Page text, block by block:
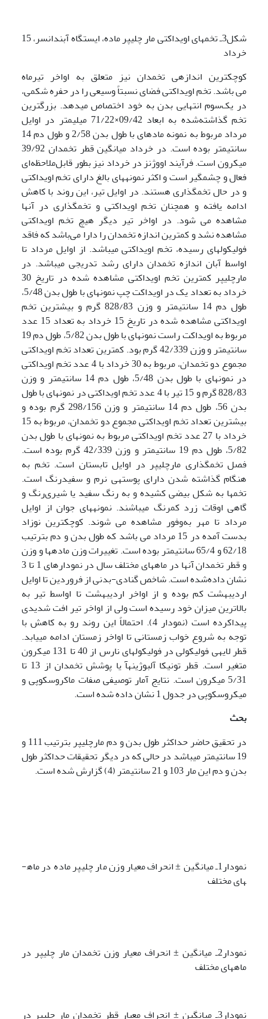
شکل3ـ تخم­های اویداکتی مار چلیپر ماده، ایستگاه آبندانسر، 15
خرداد
کوچکترین اندازه­ی تخمدان نیز متعلق به اواخر تیرماه
می باشد. تخم اویداکتی فضای نسبتاً وسیعی را در حفره شکمی،
در یک‌سوم انتهایی بدن به خود اختصاص می­دهد. بزرگترین
تخم گذاشته‌شده به ابعاد 09/42×71/22 میلی­متر در اوایل
مرداد مربوط به نمونه ماده­ای با طول بدن 2/58 و طول دم 14
سانتی­متر بوده است. در خرداد میانگین قطر تخمدان 39/92
میکرون است. فرآیند اووژنز در خرداد نیز بطور قابل‌ملاحظه‌ای
فعال و چشمگیر است و اکثر نمونه­های بالغ دارای تخم اویداکتی
و در حال تخم­گذاری هستند. در اوایل تیر، این روند با کاهش
ادامه یافته و همچنان تخم اویداکتی و تخم­گذاری در آن­ها
مشاهده می شود. در اواخر تیر دیگر هیچ تخم اویداکتی
مشاهده نشد و کمترین اندازه تخمدان را دارا می‌باشد که فاقد
فولیکول­های رسیده، تخم اویداکتی می­باشد. از اوایل مرداد تا
اواسط آبان اندازه تخمدان دارای رشد تدریجی می­باشد. در
مارچلیپر کمترین تخم اویداکتی مشاهده شده در تاریخ 30
خرداد به تعداد یک در اویداکت چپ نمونه­ای با طول بدن 5/48،
طول دم 14 سانتی­متر و وزن 828/83 گرم و بیشترین تخم
اویداکتی مشاهده شده در تاریخ 15 خرداد به تعداد 15 عدد
مربوط به اویداکت راست نمونه­ای با طول بدن 5/82، طول دم 19
سانتی­متر و وزن 42/339 گرم بود. کمترین تعداد تخم اویداکتی
مجموع دو تخمدان، مربوط به 30 خرداد با 4 عدد تخم اویداکتی
در نمونه­ای با طول بدن 5/48، طول دم 14 سانتی­متر و وزن
828/83 گرم و 15 تیر با 4 عدد تخم اویداکتی در نمونه­ای با طول
بدن 56، طول دم 14 سانتی­متر و وزن 298/156 گرم بوده و
بیشترین تعداد تخم اویداکتی مجموع دو تخمدان، مربوط به 15
خرداد با 27 عدد تخم اویداکتی مربوط به نمونه­ای با طول بدن
5/82، طول دم 19 سانتی­متر و وزن 42/339 گرم بوده است.
فصل تخم­گذاری مارچلیپر در اوایل تابستان است. تخم به
هنگام گذاشته شدن دارای پوسته­ی نرم و سفیدرنگ است.
تخم­ها به شکل بیضی کشیده و به رنگ سفید یا شیری‌رنگ و
گاهی اوقات زرد کمرنگ می­باشند. نمونه­های جوان از اوایل
مرداد تا مهر به‌وفور مشاهده می شوند. کوچکترین نوزاد
بدست آمده در 15 مرداد می باشد که طول بدن و دم بترتیب
62/18 و 65/4 سانتی­متر بوده است. تغییرات وزن ماده­ها و وزن
و قطر تخمدان آن­ها در ماه­های مختلف سال در نمودارهای 1 تا 3
نشان داده‌شده است. شاخص گنادی-بدنی از فروردین تا اوایل
اردیبهشت کم بوده و از اواخر اردیبهشت تا اواسط تیر به
بالاترین میزان خود رسیده است ولی از اواخر تیر افت شدیدی
پیداکرده است (نمودار 4). احتمالاً این روند رو به کاهش با
توجه به شروع خواب زمستانی تا اواخر زمستان ادامه می­یابد.
قطر لایه­ی فولیکولی در فولیکول­های نارس از 40 تا 131 میکرون
متغیر است. قطر تونیکا آلبوژینه­آ یا پوشش تخمدان از 13 تا
5/31 میکرون است. نتایج آمار توصیفی صفات ماکروسکوپی و
میکروسکوپی در جدول 1 نشان داده شده ­است.
بحث
در تحقیق حاضر حداکثر طول بدن و دم مارچلیپر بترتیب 111 و
19 سانتی­متر می­باشد در حالی که در دیگر تحقیقات حداکثر طول
بدن و دم این مار 103 و 21 سانتی­متر (4) گزارش شده است.
نمودار1ـ میانگین ± انحراف معیار وزن مار چلیپر ماده­ در ماه­
های مختلف
نمودار2ـ میانگین ± انحراف معیار وزن تخمدان مار چلیپر در
ماه­های مختلف
نمودار3ـ میانگین ± انحراف معیار قطر تخمدان مار چلیپر در